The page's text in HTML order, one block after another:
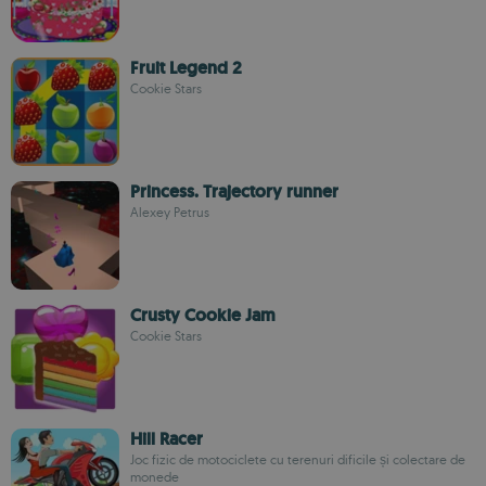
Fruit Legend 2
Cookie Stars
Princess. Trajectory runner
Alexey Petrus
Crusty Cookie Jam
Cookie Stars
Hill Racer
Joc fizic de motociclete cu terenuri dificile și colectare de
monede